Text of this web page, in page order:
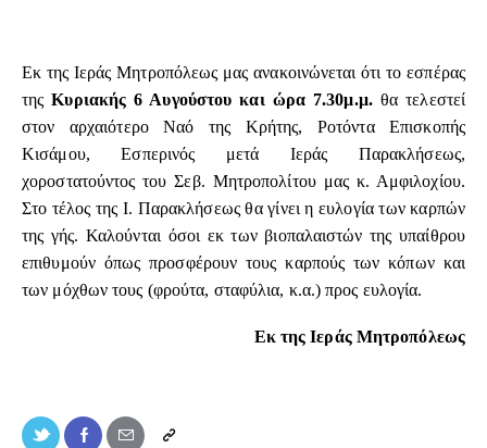
Εκ της Ιεράς Μητροπόλεως μας ανακοινώνεται ότι το εσπέρας
τηςΚυριακής 6 Αυγούστου και ώρα 7.30μ.μ.θα τελεστεί
στον αρχαιότερο Ναό της Κρήτης, Ροτόντα Επισκοπής
Κισάμου, Εσπερινός μετά Ιεράς Παρακλήσεως,
χοροστατούντος του Σεβ. Μητροπολίτου μας κ. Αμφιλοχίου.
Στο τέλος της Ι. Παρακλήσεως θα γίνει η ευλογία των καρπών
της γής. Καλούνται όσοι εκ των βιοπαλαιστών της υπαίθρου
επιθυμούν όπως προσφέρουν τους καρπούς των κόπων και
των μόχθων τους (φρούτα, σταφύλια, κ.α.) προς ευλογία.
Εκ της Ιεράς Μητροπόλεως